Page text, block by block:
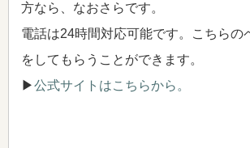
方なら、なおさらです。
電話は24時間対応可能です。こちらの
をしてもらうことができます。
▶公式サイトはこちらから。